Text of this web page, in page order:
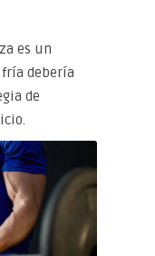
es un
debería
de